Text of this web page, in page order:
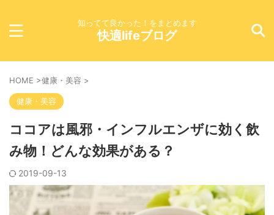
知ってて良かった！をまとめます
快適lifeブログ
HOME >健康・美容 >
健康・美容
ココアは風邪・インフルエンザに効く飲
み物！どんな効果がある？
2019-09-13